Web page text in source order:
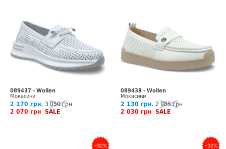
089437 - Wollen
Мокасини
2 170 грн. 3 050 грн
2 070 грн SALE
089438 - Wollen
Мокасини
2 130 грн. 2 985 грн
2 030 грн SALE
–32% –32%